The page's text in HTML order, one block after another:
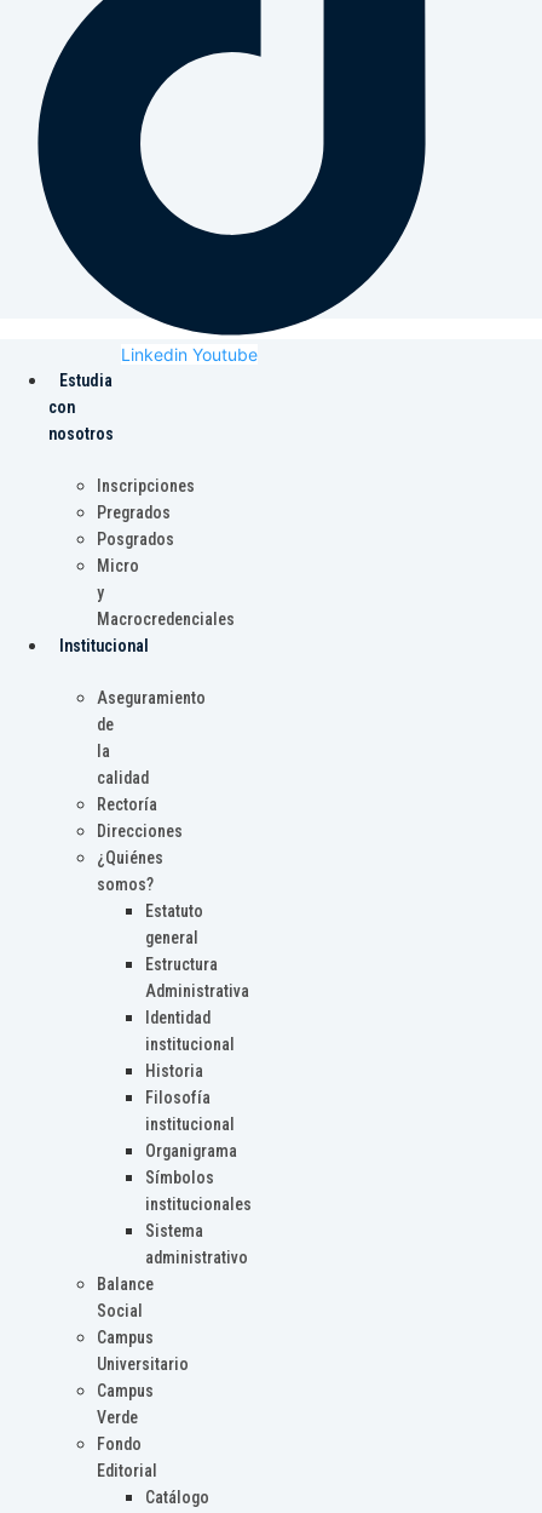
Linkedin Youtube
Estudia
con
nosotros
Inscripciones
Pregrados
Posgrados
Micro
y
Macrocredenciales
Institucional
Aseguramiento
de
la
calidad
Rectoría
Direcciones
¿Quiénes
somos?
Estatuto
general
Estructura
Administrativa
Identidad
institucional
Historia
Filosofía
institucional
Organigrama
Símbolos
institucionales
Sistema
administrativo
Balance
Social
Campus
Universitario
Campus
Verde
Fondo
Editorial
Catálogo